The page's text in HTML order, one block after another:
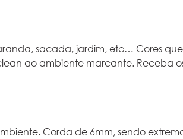
sacada, jardim, etc… Cores
ao ambiente marcante. Receba
Corda de 6mm, sendo